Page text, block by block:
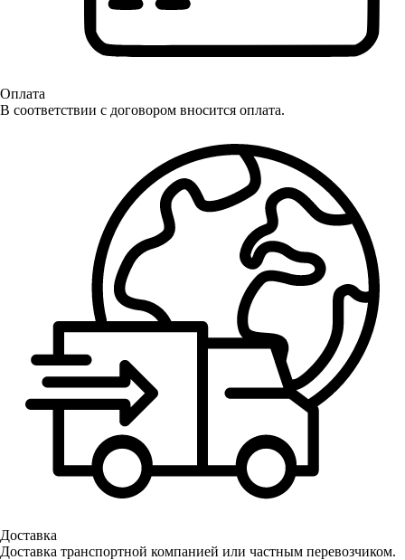
Оплата
В соответствии с договором вносится оплата.
Доставка
Доставка транспортной компанией или частным перевозчиком.